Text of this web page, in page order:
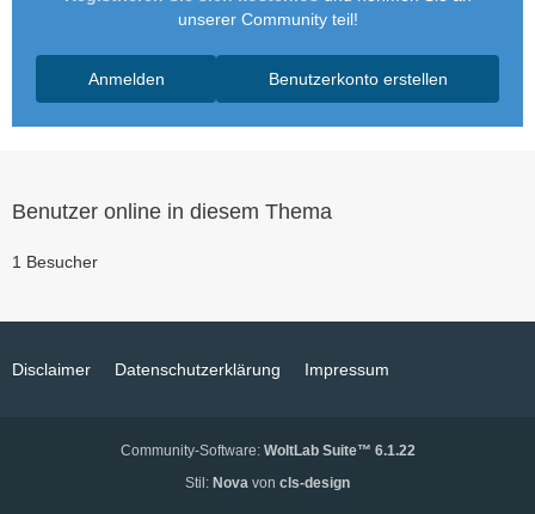
unserer Community teil!
Benutzerkonto erstellen
Anmelden
Benutzer online in diesem Thema
1 Besucher
Disclaimer Datenschutzerklärung Impressum
Community-Software: WoltLab Suite™ 6.1.22
Stil: Nova von cls-design